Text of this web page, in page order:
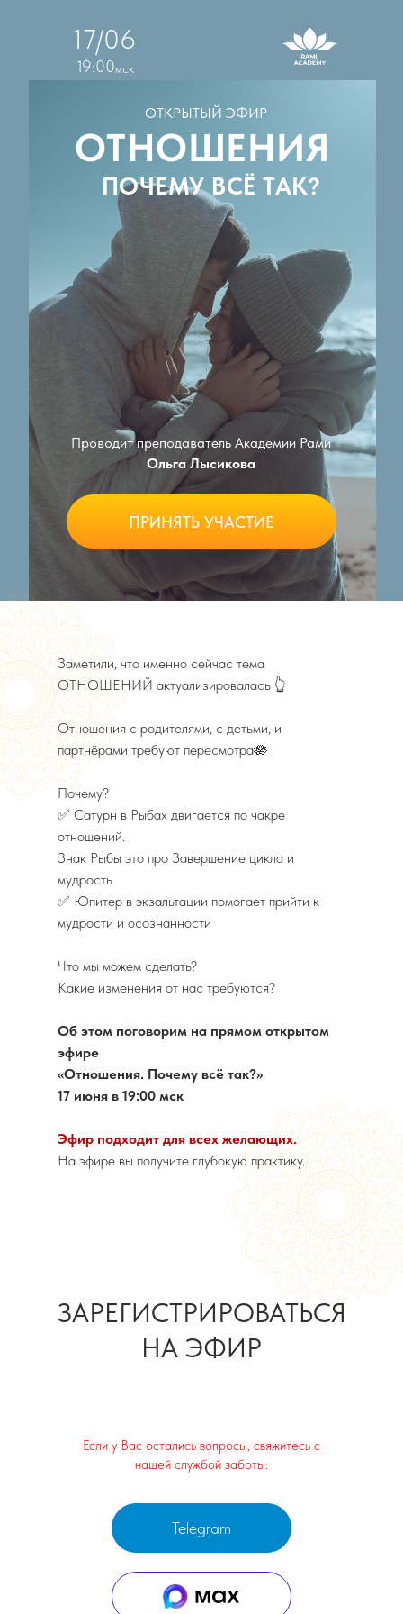
ОТНОШЕНИЯ
ПОЧЕМУ ВСЁ ТАК?
Проводит преподаватель Академии Рами
Ольга Лысикова
17/06
19:00мск
ПРИНЯТЬ УЧАСТИЕ
ОТКРЫТЫЙ ЭФИР
Заметили, что именно сейчас тема
ОТНОШЕНИЙ актуализировалась 👆
Отношения с родителями, с детьми, и
партнёрами требуют пересмотра🪷
Почему?
✅ Сатурн в Рыбах двигается по чакре
отношений.
Знак Рыбы это про Завершение цикла и
мудрость
✅ Юпитер в экзальтации помогает прийти к
мудрости и осознанности
Что мы можем сделать?
Какие изменения от нас требуются?
Об этом поговорим на прямом открытом
эфире
«Отношения. Почему всё так?»
17 июня в 19:00 мск
Эфир подходит для всех желающих.
На эфире вы получите глубокую практику.
ЗАРЕГИСТРИРОВАТЬСЯ
НА ЭФИР
Если у Вас остались вопросы, свяжитесь с
нашей службой заботы:
Telegram